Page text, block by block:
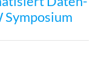
Symposium